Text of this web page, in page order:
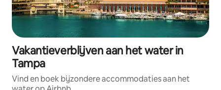
Vakantieverblijven aan het water in
Tampa
Vind en boek bijzondere accommodaties aan het